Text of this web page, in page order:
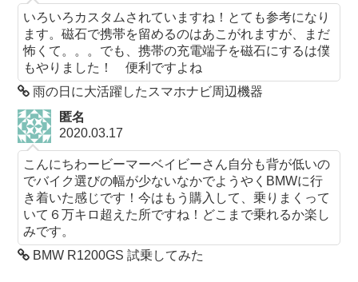
いろいろカスタムされていますね！とても参考になり
ます。磁石で携帯を留めるのはあこがれますが、まだ
怖くて。。。でも、携帯の充電端子を磁石にするは僕
もやりました！ 便利ですよね
雨の日に大活躍したスマホナビ周辺機器
匿名
2020.03.17
こんにちわービーマーベイビーさん自分も背が低いの
でバイク選びの幅が少ないなかでようやくBMWに行
き着いた感じです！今はもう購入して、乗りまくって
いて６万キロ超えた所ですね！どこまで乗れるか楽し
みです。
BMW R1200GS 試乗してみた